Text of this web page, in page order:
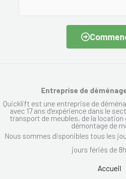
Entreprise de
Quicklift est une entreprise de
avec 17 ans d’expérience dans le
transport de meubles, de la
démontage de
Nous sommes disponibles tous les
jours fériés de
Accueil